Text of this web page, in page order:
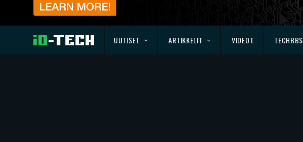
UUTISET ARTIKKELIT VIDEOT TECHBBS